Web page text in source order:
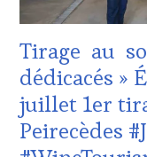
CLASSÉ,
PROVENCE
SPOT
BY,
TASTING
MOVIE ,
Tirage au
dédicacés »
juillet 1er
Peirecèdes